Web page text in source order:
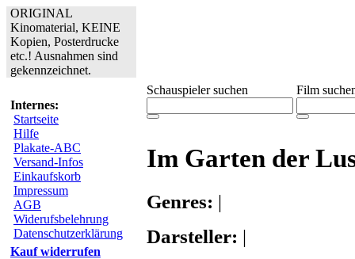
ORIGINAL
Kinomaterial, KEINE
Kopien, Posterdrucke
etc.! Ausnahmen sind
gekennzeichnet.
Internes:
Startseite
Hilfe
Plakate-ABC
Versand-Infos
Einkaufskorb
Impressum
AGB
Widerufsbelehrung
Datenschutzerklärung
Kauf widerrufen
Schauspieler suchen Film
Im Garten der
Genres: |
Darsteller: |